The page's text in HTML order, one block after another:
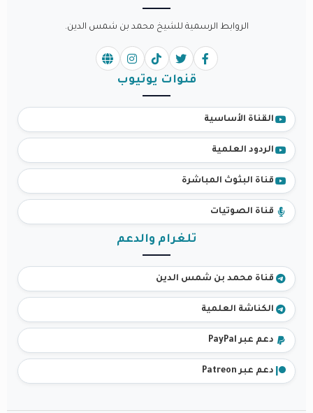
الروابط الرسمية للشيخ محمد بن شمس الدين.
قنوات يوتيوب
القناة الأساسية
الردود العلمية
قناة البثوث المباشرة
قناة الصوتيات
تلغرام والدعم
قناة محمد بن شمس الدين
الكناشة العلمية
دعم عبر PayPal
دعم عبر Patreon